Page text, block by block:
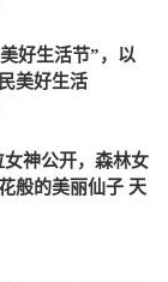
好生活节”，以
美好生活
女神公开，森林女
般的美丽仙子 天